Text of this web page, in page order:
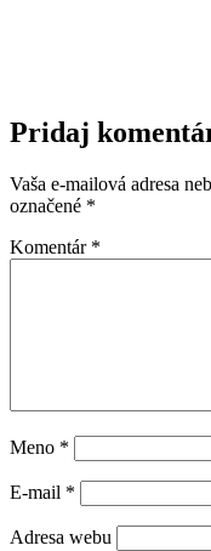
Pridaj
Vaša e-mailová adresa
označené *
Komentár *
Meno *
E-mail *
Adresa webu